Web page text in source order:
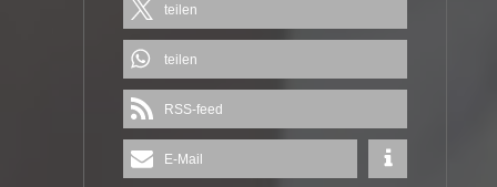
teilen
teilen
RSS-feed
E-Mail